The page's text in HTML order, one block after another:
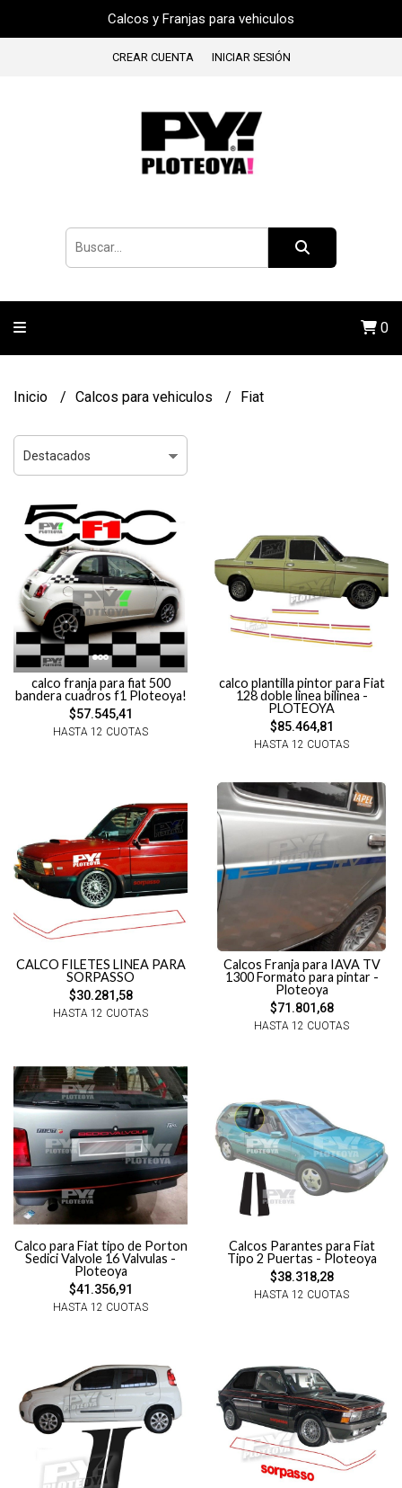
Calcos y Franjas para vehiculos
CREAR CUENTA INICIAR SESIÓN
0
Inicio Calcos para vehiculos Fiat
calco franja para fiat 500
bandera cuadros f1 Ploteoya!
$57.545,41
HASTA 12 CUOTAS
calco plantilla pintor para Fiat
128 doble linea bilinea -
PLOTEOYA
$85.464,81
HASTA 12 CUOTAS
CALCO FILETES LINEA PARA
SORPASSO
$30.281,58
HASTA 12 CUOTAS
Calcos Franja para IAVA TV
1300 Formato para pintar -
Ploteoya
$71.801,68
HASTA 12 CUOTAS
Calco para Fiat tipo de Porton
Sedici Valvole 16 Valvulas -
Ploteoya
$41.356,91
HASTA 12 CUOTAS
Calcos Parantes para Fiat
Tipo 2 Puertas - Ploteoya
$38.318,28
HASTA 12 CUOTAS